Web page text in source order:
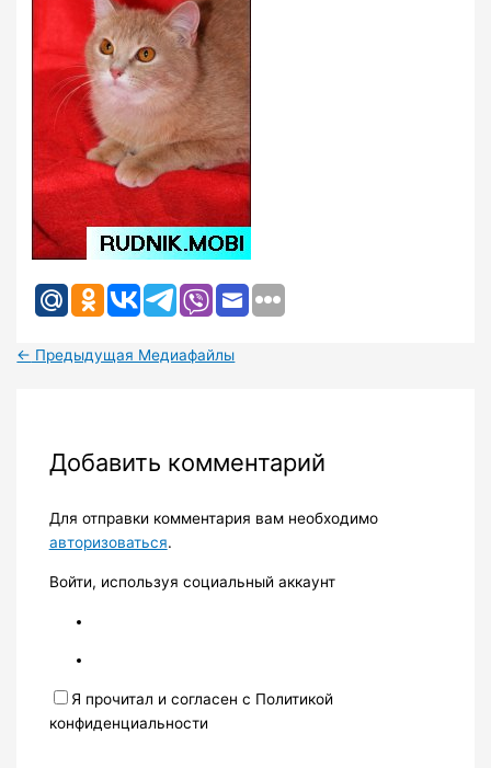
← Предыдущая Медиафайлы
Добавить комментарий
Для отправки комментария вам необходимо
авторизоваться.
Войти, используя социальный аккаунт
Я прочитал и согласен с Политикой
конфиденциальности